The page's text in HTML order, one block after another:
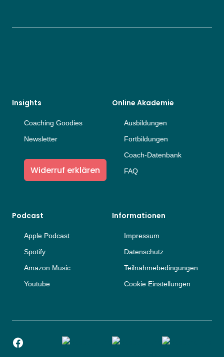
Insights
Coaching Goodies
Newsletter
Widerruf erklären
Online Akademie
Ausbildungen
Fortbildungen
Coach-Datenbank
FAQ
Podcast
Apple Podcast
Spotify
Amazon Music
Youtube
Informationen
Impressum
Datenschutz
Teilnahmebedingungen
Cookie Einstellungen